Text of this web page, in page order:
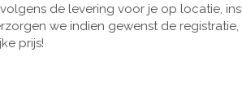
de levering voor je op locatie,
we indien gewenst de
prijs!